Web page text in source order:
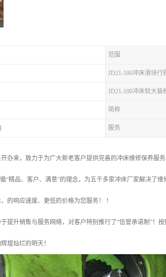
范围
JD21-100冲床滑块行
JD21-100冲床较大装
简称
服务
办来，致力于为广大新老客户提供完善的冲床维修保养服
“精品、客户、满意”的理念，为五千多家冲床厂家解决了
的响应速度、更低的价格为您服务！ ！
提升销售与服务网络，对客户特别推行了“信誉承诺制”！
煌灿烂的明天！